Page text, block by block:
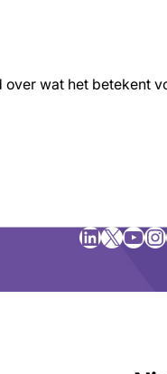
wat het betekent
LinkedIn
X